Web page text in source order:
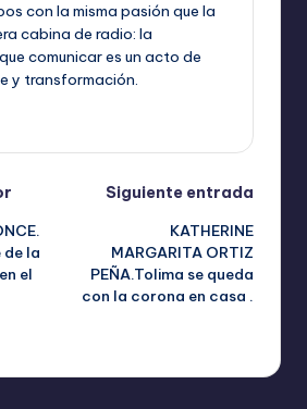
con la misma pasión que la
cabina de radio: la
comunicar es un acto de
y transformación.
la
el
Siguiente entrada
KATHERINE
MARGARITA ORTIZ
PEÑA.Tolima se queda
con la corona en casa .